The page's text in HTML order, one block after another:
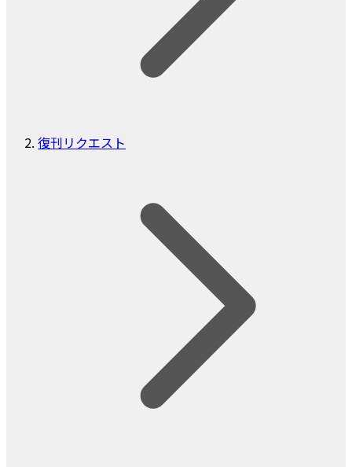
復刊リクエスト